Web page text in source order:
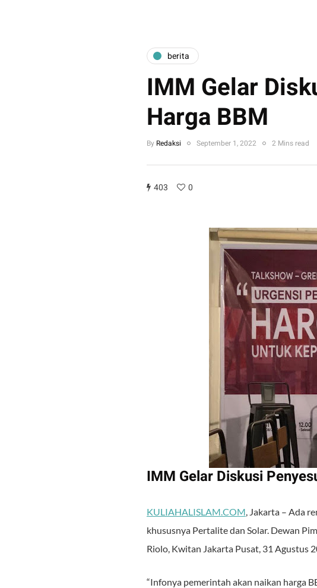
berita
IMM Gelar
Harga BBM
By Redaksi September 1, 2022 2 Mins read
403 0
IMM Gelar Diskusi
KULIAHALISLAM.COM, Jakarta – Ada
khususnya Pertalite dan Solar. Dewan
Riolo, Kwitan Jakarta Pusat, 31 Agustus
“Infonya pemerintah akan naikan harga